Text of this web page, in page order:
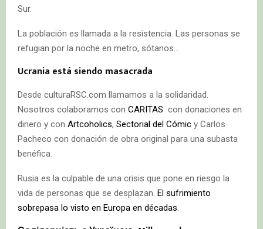
Sur.
La población es llamada a la resistencia. Las personas se
refugian por la noche en metro, sótanos…
Ucrania está siendo masacrada
Desde culturaRSC.com llamamos a la solidaridad.
Nosotros colaboramos con CARITAS con donaciones en
dinero y con Artcoholics, Sectorial del Cómic y Carlos
Pacheco con donación de obra original para una subasta
benéfica.
Rusia es la culpable de una crisis que pone en riesgo la
vida de personas que se desplazan. El sufrimiento
sobrepasa lo visto en Europa en décadas.